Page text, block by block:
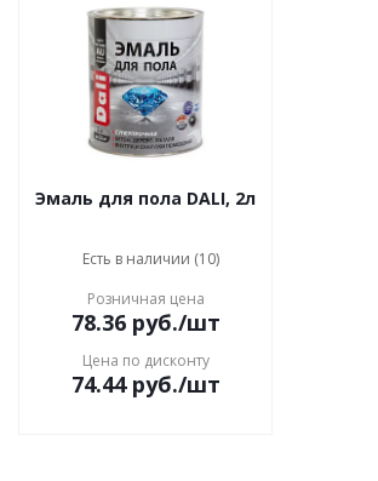
Эмаль для пола DALI, 2л
Есть в наличии (10)
Розничная цена
78.36руб./шт
Цена по дисконту
74.44руб./шт